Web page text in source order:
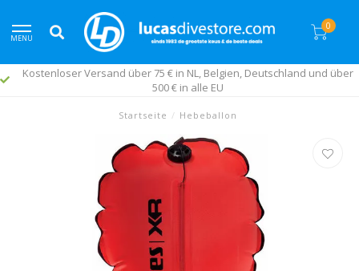
MENU
0
Kostenloser Versand über 75 € in NL, Belgien, Deutschland und über
500 € in alle EU
Startseite / Hebeballon